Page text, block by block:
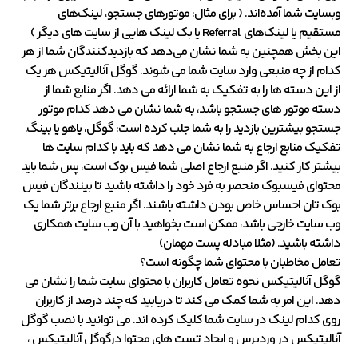
وبسایت شما آمده‌اند. ( برای مثال: موتورهای جستجو، لینک‌های
مستقیم یا لینک‌های Referral یا بک لینک هایی از سایت های دیگر )
این بخش همچنین به شما نشان می‌دهد که بازدیدکنندگان شما از هر
کدام از چه منبعی وارد سایت شما می شوند. گوگل آنالیتیکس هر یک
از این دسته ها را به تفکیک به شما ارائه می دهد. اگر منابع شما از
دسته موتور های جستجو باشد، به شما نشان می دهد کدام موتور
جستجو بیشترین بازدید را به شما جلب کرده است: گوگل، یاهو یا بینگ.
تفکیک منابع ارجاع به شما نشان می دهد که باید با کدام سایت ها
بیشتر کار کنید. اگر منبع ارجاع اصلی شما فیس بوک است، پس شما باید
محتوای فیسبوک منحصر به فرد خود را داشته باشید تا بینندگان فیس
بوک تان احساس خاص بودن داشته باشند. اگر منبع ارجاع برتر شما یک
وب سایت خارجی باشد، ممکن است بخواهید با آن وب سایت همکاری
داشته باشید. (مثلا مبادله پست مهمان)
تعامل مخاطبان با محتوای شما چگونه است؟
گوگل آنالیتیکس نحوه تعامل کاربران با محتوای سایت شما را نشان می
دهد. این امر به شما کمک می کند تا دریابید که چند درصد از کاربران
روی کدام لینک در سایت شما کلیک کرده اند. می توانید با نصب گوگل
آنالیتیکس در وردپرس و ایجاد تست های محتوا درگوگل آنالیتیکس ،